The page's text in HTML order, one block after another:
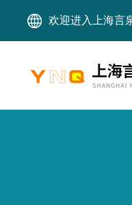
欢迎进入上海言